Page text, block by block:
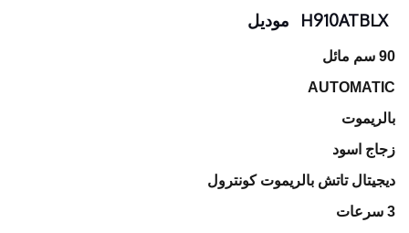
H910ATBLX موديل
90 سم مائل
AUTOMATIC
بالريموت
زجاج اسود
ديجيتال تاتش بالريموت كونترول
3 سرعات